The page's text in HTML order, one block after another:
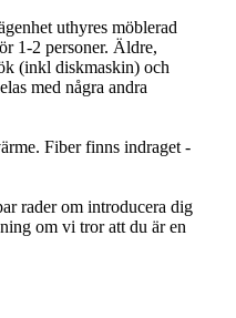
uthyres möblerad
1-2 personer. Äldre,
(inkl diskmaskin) och
med några andra
Fiber finns indraget -
rader om introducera dig
om vi tror att du är en